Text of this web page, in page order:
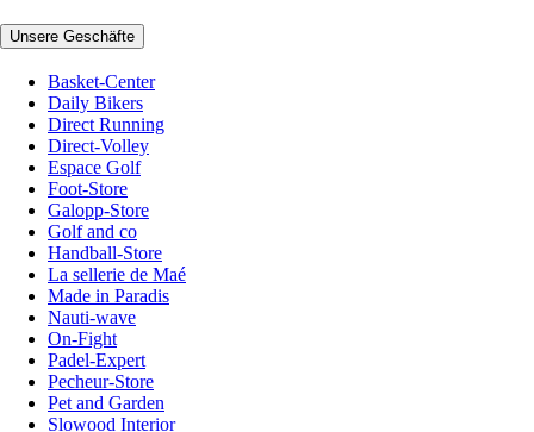
Unsere Geschäfte
Basket-Center
Daily Bikers
Direct Running
Direct-Volley
Espace Golf
Foot-Store
Galopp-Store
Golf and co
Handball-Store
La sellerie de Maé
Made in Paradis
Nauti-wave
On-Fight
Padel-Expert
Pecheur-Store
Pet and Garden
Slowood Interior